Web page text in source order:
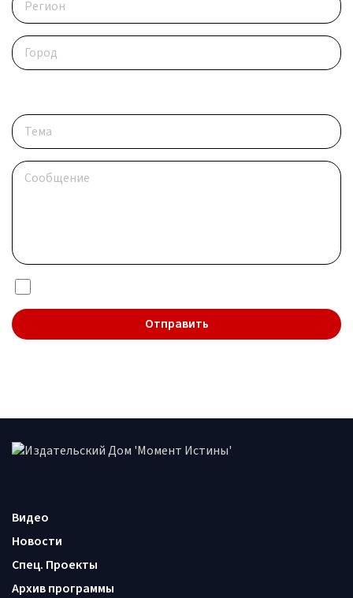
Видео
Новости
Спец. Проекты
Архив программы